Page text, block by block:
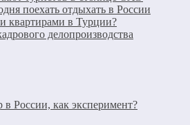
поехать отдыхать в России
квартирами в Турции?
делопроизводства